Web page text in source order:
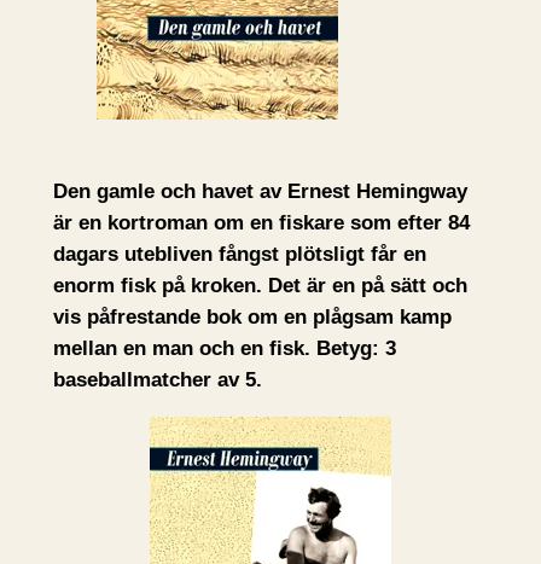
Den gamle och havet av Ernest Hemingway
är en kortroman om en fiskare som efter 84
dagars utebliven fångst plötsligt får en
enorm fisk på kroken. Det är en på sätt och
vis påfrestande bok om en plågsam kamp
mellan en man och en fisk. Betyg: 3
baseballmatcher av 5.